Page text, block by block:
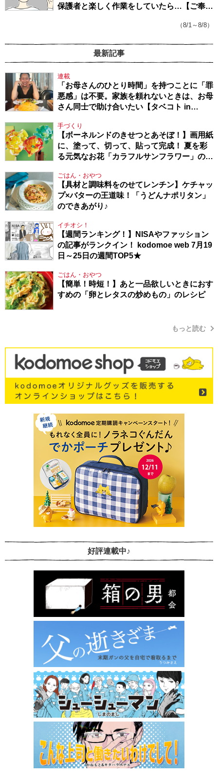
保護者と楽しく作業をしていたら…【ご奉仕
（8/1～8/8）
最新記事
連載
「お母さんのひとり時間」を持つことに「罪
悪感」は不要。家族を頼れないときは、お母
さん同士で助け合いたい【タベコト in
手づくり
【ボーネルンドのきせつとあそぼ！】画用紙
に、塗って、切って、貼って完成！ 夏を彩
る元気なお花「カラフルサンフラワー」の作
ごはん・おやつ
【具材と調味料をのせてレンチン】ケチャッ
プ×バターの王道味！「うどんナポリタン」
のできあがり♪
イチオシ！
【週間ランキング！】NISAやファッション
の記事がランクイン！ kodomoe web 7月19
日～25日の週間TOP5★
ごはん・おやつ
【簡単！時短！】あと一品欲しいときにおす
すめの「卵とレタスの炒めもの」のレシピ
もっと読む
好評連載中♪